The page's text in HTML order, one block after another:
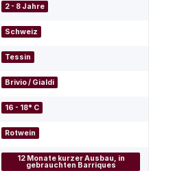
2 - 8 Jahre
Schweiz
Tessin
Brivio / Gialdi
16 - 18° C
Rotwein
12 Monate kurzer Ausbau, in
gebrauchten Barriques